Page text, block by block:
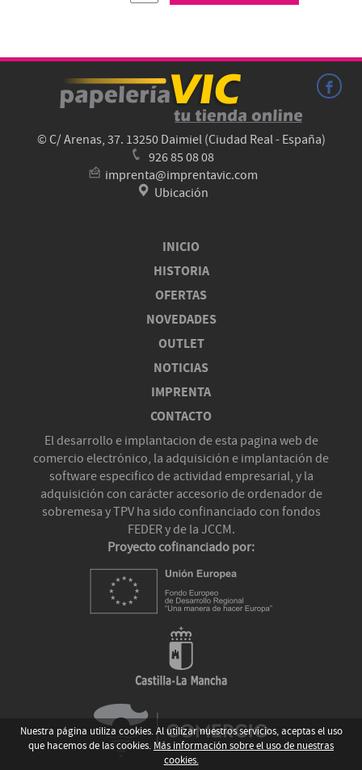
Nuestra página utiliza cookies. Al utilizar nuestros servicios, aceptas el uso
que hacemos de las cookies. Más información sobre el uso de nuestras
cookies.
© C/ Arenas, 37. 13250 Daimiel (Ciudad Real - España)
926 85 08 08
imprenta@imprentavic.com
Ubicación
INICIO
HISTORIA
OFERTAS
NOVEDADES
OUTLET
NOTICIAS
IMPRENTA
CONTACTO
El desarrollo e implantacion de esta pagina web de
comercio electrónico, la adquisición e implantación de
software especifico de actividad empresarial, y la
adquisición con carácter accesorio de ordenador de
sobremesa y TPV ha sido confinanciado con fondos
FEDER y de la JCCM.
Proyecto cofinanciado por: